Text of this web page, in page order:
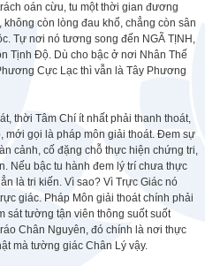
oán cừu, tu một thời gian đương
còn lòng đau khổ, chẳng còn sân
Tự nơi nó tương song đến NGÃ TỊNH,
Tịnh Độ. Dù cho bậc ở nơi Nhân Thế
Cực Lạc thì vẫn là Tây Phương
thời Tâm Chí ít nhất phải thanh thoát,
gọi là pháp môn giải thoát. Đem sự
cảnh, cố đặng chỗ thực hiện chứng tri,
Nếu bậc tu hành đem lý trí chưa thực
là tri kiến. Vì sao? Vì Trực Giác nó
giác. Pháp Môn giải thoát chính phải
sát tường tận viên thông suốt suốt
Chân Nguyên, đó chính là nơi thực
mà tường giác Chân Lý vậy.